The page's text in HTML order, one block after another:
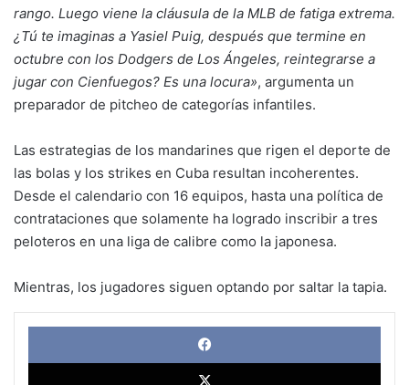
rango. Luego viene la cláusula de la MLB de fatiga extrema.
¿Tú te imaginas a Yasiel Puig, después que termine en
octubre con los Dodgers de Los Ángeles, reintegrarse a
jugar con Cienfuegos? Es una locura», argumenta un
preparador de pitcheo de categorías infantiles.
Las estrategias de los mandarines que rigen el deporte de
las bolas y los strikes en Cuba resultan incoherentes.
Desde el calendario con 16 equipos, hasta una política de
contrataciones que solamente ha logrado inscribir a tres
peloteros en una liga de calibre como la japonesa.
Mientras, los jugadores siguen optando por saltar la tapia.
X